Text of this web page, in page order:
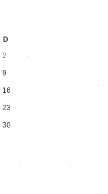
D
2
9
16
23
30